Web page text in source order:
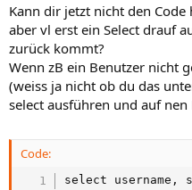
Kann dir jetzt nicht den Code
aber vl erst ein Select drauf
zurück kommt?
Wenn zB ein Benutzer nicht
(weiss ja nicht ob du das
select ausführen und auf
Code:
select username,